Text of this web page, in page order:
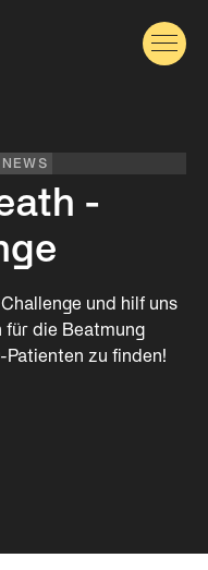
NEWS
-
und hilf uns
für die Beatmung
Patienten zu finden!